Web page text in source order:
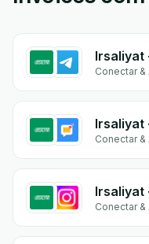
Irsaliyat
Conectar
Conectar
Irsaliyat
Conectar